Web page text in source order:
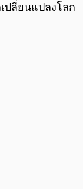
ปลี่ยนแปลงโลก